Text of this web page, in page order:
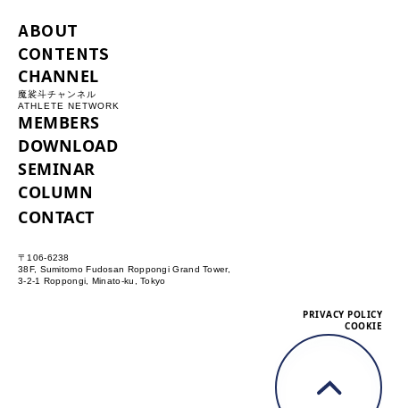
ABOUT
CONTENTS
CHANNEL
魔裟斗チャンネル
ATHLETE NETWORK
MEMBERS
DOWNLOAD
SEMINAR
COLUMN
CONTACT
〒106-6238
38F, Sumitomo Fudosan Roppongi Grand Tower,
3-2-1 Roppongi, Minato-ku, Tokyo
PRIVACY POLICY
COOKIE